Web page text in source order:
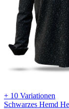
+ 10 Variationen
Schwarzes Hemd